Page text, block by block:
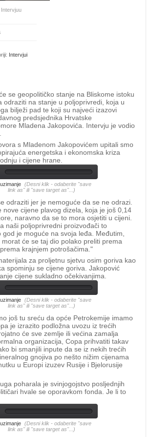
Intervjui
se geopolitičko stanje na Bliskome istoku
odraziti na stanje u poljoprivredi, koja u
bilježi pad te koji su najveći izazovi
predsjednika Hrvatske
Mladena Jakopovića. Intervju je vodio
s Mladenom Jakopovićem upitali smo
energetska i ekonomska kriza
i cijene hrane.
(Desni klik - odaberite "save
link as" ili "save target as"...)
odraziti jer je nemoguće da se ne odrazi.
nove cijene plavog dizela, koja je još 0,14
naravno da se to mora osjetiti u cijeni.
naši poljoprivredni proizvođači to
god je moguće na svoja leđa. Međutim,
će se taj dio polako preliti prema
krajnjem potrošačima."
za proljetnu sjetvu osim goriva kao
spominju se cijene goriva. Jakopović
cijene sukladno očekivanjima.
(Desni klik - odaberite "save
link as" ili "save target as"...)
još tu sreću da opće Petrokemije imamo
je izrazito podložna uvozu iz trećih
će sve zemlje ili većina zamalja
organizacija, Copa prihvatiti takav
bi smanjili inpute da se iz nekih trećih
gnojiva po nešto nižim cijenama
u Europi izuzev Rusije i Bjelorusije
poharala je svinjogojstvo posljednjih
hvale se oporavkom fonda. Je li to
(Desni klik - odaberite "save
link as" ili "save target as"...)